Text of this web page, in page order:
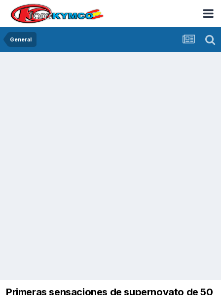
General
Primeras sensaciones de supernovato de 50